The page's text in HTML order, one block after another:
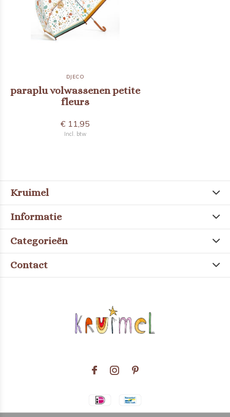
DJECO
paraplu volwassenen petite
fleurs
€ 11,95
Incl. btw
Kruimel
Informatie
Categorieën
Contact